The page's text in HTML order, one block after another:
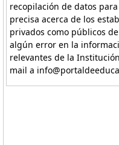
recopilación de datos
precisa acerca de los
privados como públicos
algún error en la
relevantes de la
mail a